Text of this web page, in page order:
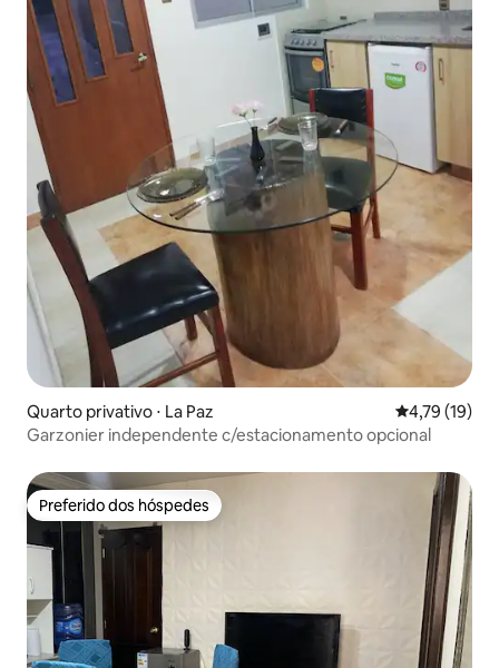
Quarto privativo ⋅ La Paz 4,79 de uma
4,79 (19)
Garzonier independente c/estacionamento opcional
Preferido dos hóspedes
Preferido dos hóspedes